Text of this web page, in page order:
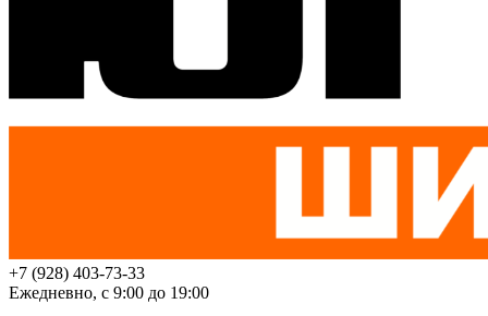
+7 (928) 403-73-33
Ежедневно, с 9:00 до 19:00